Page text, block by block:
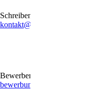
Schreiben Sie uns gerne eine E-Mail
kontakt@stb-becker-zeiler.de
Bewerben Sie sich online oder per
bewerbung@stb-becker-zeiler.de